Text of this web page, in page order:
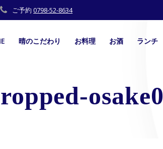
ご予約0798-52-8634
晴のこだわり お料理 お酒 ランチ